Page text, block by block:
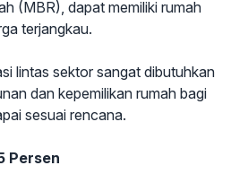
(MBR), dapat memiliki rumah
terjangkau.
lintas sektor sangat dibutuhkan
dan kepemilikan rumah bagi
sesuai rencana.
Persen